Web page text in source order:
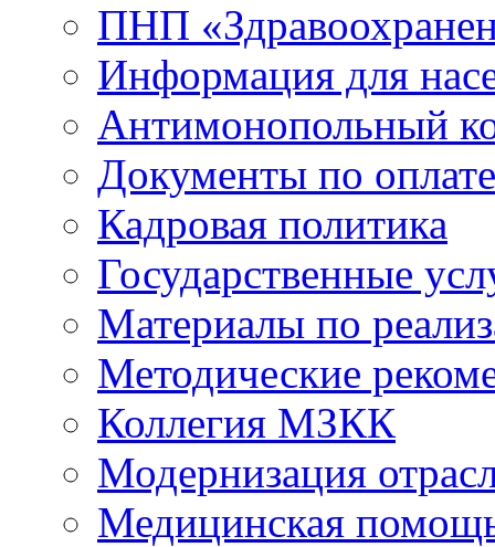
ПНП
Информация для
Антимонопольный
Документы по
Кадровая политика
Государственные
Материалы по
Методические
Коллегия МЗКК
Модернизация
Медицинская